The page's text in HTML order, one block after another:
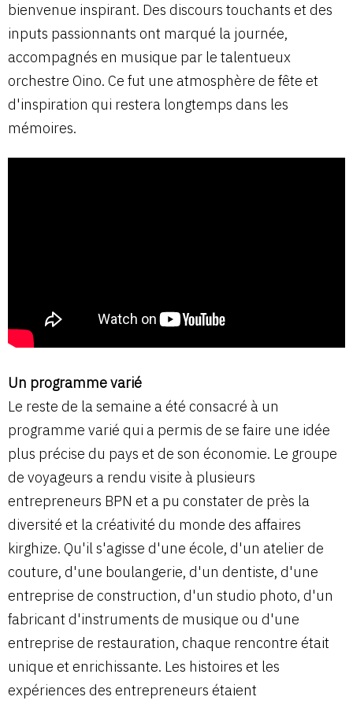
bienvenue inspirant. Des discours touchants et des
inputs passionnants ont marqué la journée,
accompagnés en musique par le talentueux
orchestre Oino. Ce fut une atmosphère de fête et
d'inspiration qui restera longtemps dans les
mémoires.
Un programme varié
Le reste de la semaine a été consacré à un
programme varié qui a permis de se faire une idée
plus précise du pays et de son économie. Le groupe
de voyageurs a rendu visite à plusieurs
entrepreneurs BPN et a pu constater de près la
diversité et la créativité du monde des affaires
kirghize. Qu'il s'agisse d'une école, d'un atelier de
couture, d'une boulangerie, d'un dentiste, d'une
entreprise de construction, d'un studio photo, d'un
fabricant d'instruments de musique ou d'une
entreprise de restauration, chaque rencontre était
unique et enrichissante. Les histoires et les
expériences des entrepreneurs étaient